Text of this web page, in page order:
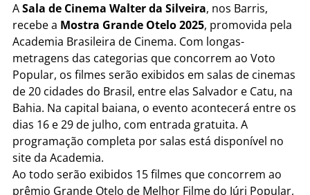
ASala de Cinema Walter da Silveira, nos Barris,
recebe a Mostra Grande Otelo 2025, promovida pela
Academia Brasileira de Cinema. Com longas-
metragens das categorias que concorrem ao Voto
Popular, os filmes serão exibidos em salas de cinemas
de 20 cidades do Brasil, entre elas Salvador e Catu, na
Bahia. Na capital baiana, o evento acontecerá entre os
dias 16 e 29 de julho, com entrada gratuita. A
programação completa por salas está disponível no
site da Academia.
Ao todo serão exibidos 15 filmes que concorrem ao
prêmio Grande Otelo de Melhor Filme do Júri Popular,